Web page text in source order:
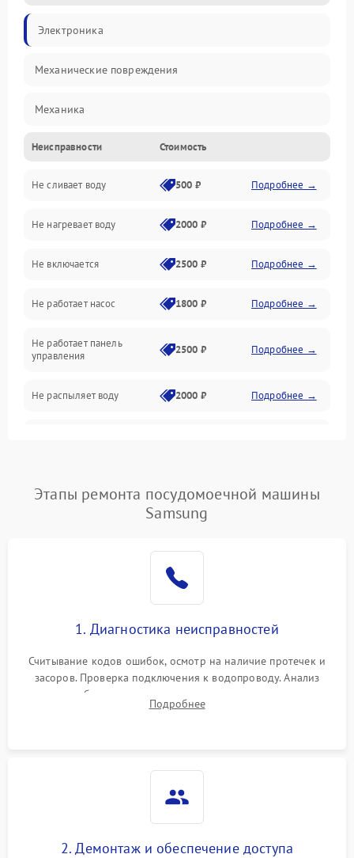
Электроника
Механические повреждения
Механика
Управление
Электропитание
Датчики
Нагрев
Вода
Гигиена
Программное обеспечение
Неисправности Стоимость
Не сливает воду 500 ₽ Подробнее →
Не нагревает воду 2000 ₽ Подробнее →
Не включается 2500 ₽ Подробнее →
Не работает насос 1800 ₽ Подробнее →
Не работает панель
управления
2500 ₽ Подробнее →
Не распыляет воду 2000 ₽ Подробнее →
Проблемы с набором
воды
1800 ₽ Подробнее →
1700 ₽
циркуляционным насосом
2100 ₽ Подробнее →
Этапы ремонта посудомоечной машины
Samsung
1. Диагностика неисправностей
Считывание кодов ошибок, осмотр на наличие протечек и
засоров. Проверка подключения к водопроводу. Анализ
жалоб на отсутствие слива, нагрева, вращения
разбрызгивателей или срабатывание системы защиты
Подробнее
2. Демонтаж и обеспечение доступа